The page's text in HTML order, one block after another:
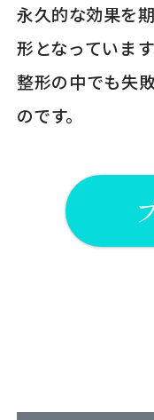
永久的な効果を
形となっていま
整形の中でも失
のです。